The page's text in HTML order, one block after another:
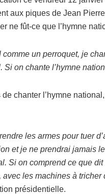
aux piques de Jean
ne fût-ce que l’hymne
un perroquet, je
on chante l’hymne
chanter l’hymne
les armes pour tuer
et je ne prendrai jamais
Si on comprend ce que
les machines à tricher
présidentielle.